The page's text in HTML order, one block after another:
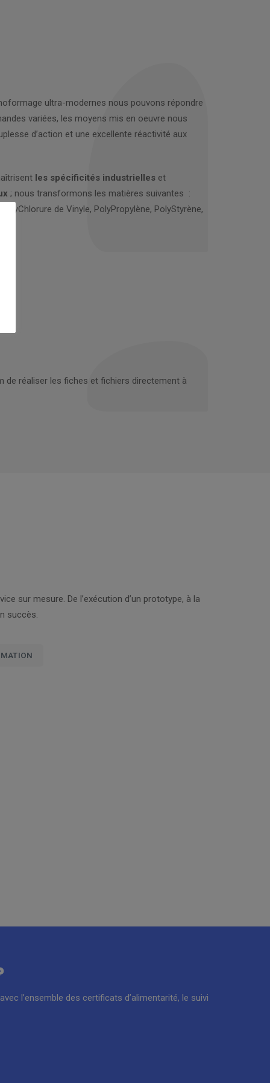
ultra-modernes nous pouvons répondre
variées, les moyens mis en oeuvre nous
d’action et une excellente réactivité aux
les spécificités industrielleset
; nous transformons les matières suivantes :
de Vinyle, PolyPropylène, PolyStyrène,
de réaliser les fiches et fichiers directement à
sur mesure. De l’exécution d’un prototype, à la
succès.
l’ensemble des certificats d’alimentarité, le suivi